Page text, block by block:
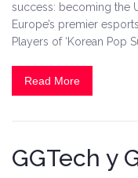
success: becoming the
Europe’s premier
Players of ‘Korean Pop
Read More
GGTech y